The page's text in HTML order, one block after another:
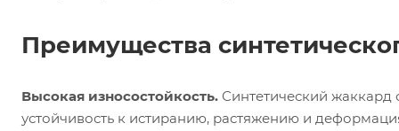
Преимущества
Высокая износостойкость. Синтетический жаккард
устойчивость к истиранию, растяжению и